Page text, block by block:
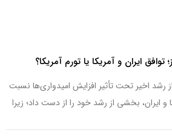
ایران و آمریکا یا تورم آمریکا؟
رشد اخیر تحت تأثیر افزایش امیدواری‌ها نسبت
و ایران، بخشی از رشد خود را از دست داد؛ زیرا